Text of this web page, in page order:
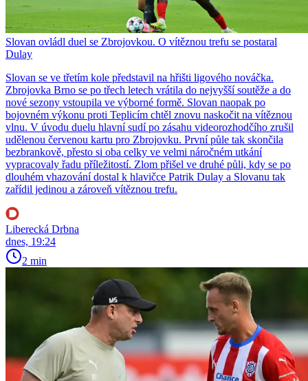
Slovan ovládl duel se Zbrojovkou. O vítěznou trefu se postaral
Dulay
Slovan se ve třetím kole představil na hřišti ligového nováčka.
Zbrojovka Brno se po třech letech vrátila do nejvyšší soutěže a do
nové sezony vstoupila ve výborné formě. Slovan naopak po
bojovném výkonu proti Teplicím chtěl znovu naskočit na vítěznou
vlnu. V úvodu duelu hlavní sudí po zásahu videorozhodčího zrušil
udělenou červenou kartu pro Zbrojovku. První půle tak skončila
bezbrankově, přesto si oba celky ve velmi náročném utkání
vypracovaly řadu příležitostí. Zlom přišel ve druhé půli, kdy se po
dlouhém vhazování dostal k hlavičce Patrik Dulay a Slovanu tak
zařídil jedinou a zároveň vítěznou trefu.
Liberecká Drbna
dnes, 19:24
2 min